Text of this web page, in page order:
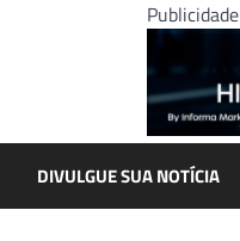
Publicidade
DIVULGUE SUA NOTÍCIA